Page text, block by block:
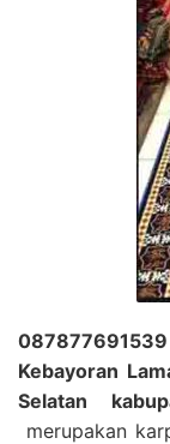
Kebayoran
Selatan
merupakan